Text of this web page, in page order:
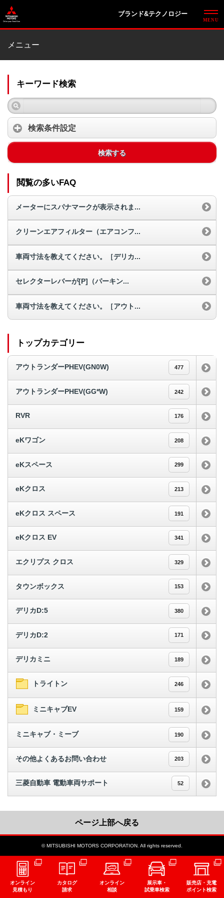
ブランド&テクノロジー
メニュー
キーワード検索
検索条件設定
検索する
閲覧の多いFAQ
メーターにスパナマークが表示されま...
クリーンエアフィルター（エアコンフ...
車両寸法を教えてください。［デリカ...
セレクターレバーが[P]（パーキン...
車両寸法を教えてください。［アウト...
トップカテゴリー
アウトランダーPHEV(GN0W) 477
アウトランダーPHEV(GG*W) 242
RVR 176
eKワゴン 208
eKスペース 299
eKクロス 213
eKクロス スペース 191
eKクロス EV 341
エクリプス クロス 329
タウンボックス 153
デリカD:5 380
デリカD:2 171
デリカミニ 189
トライトン 246
ミニキャブEV 159
ミニキャブ・ミーブ 190
その他よくあるお問い合わせ 203
三菱自動車 電動車両サポート 52
ページ上部へ戻る
© MITSUBISHI MOTORS CORPORATION. All rights reserved.
オンライン
見積もり
カタログ
請求
オンライン
相談
展示車・
試乗車検索
販売店・充電
ポイント検索